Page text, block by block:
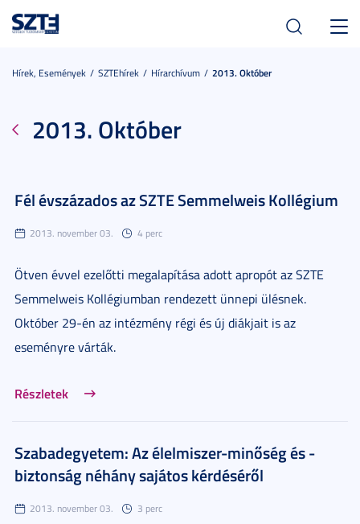
Hírek, Események SZTEhírek Hírarchívum 2013. Október
2013. Október
Fél évszázados az SZTE Semmelweis Kollégium
2013. november 03. 4 perc
Ötven évvel ezelőtti megalapítása adott apropót az SZTE
Semmelweis Kollégiumban rendezett ünnepi ülésnek.
Október 29-én az intézmény régi és új diákjait is az
eseményre várták.
Részletek
Szabadegyetem: Az élelmiszer-minőség és -
biztonság néhány sajátos kérdéséről
2013. november 03. 3 perc